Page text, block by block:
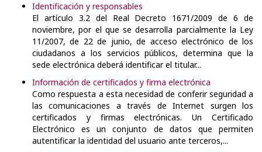
Identificación y responsables
El artículo 3.2 del Real Decreto 1671/2009 de 6 de
noviembre, por el que se desarrolla parcialmente la Ley
11/2007, de 22 de junio, de acceso electrónico de los
ciudadanos a los servicios públicos, determina que la
sede electrónica deberá identificar el titular...
Información de certificados y firma electrónica
Como respuesta a esta necesidad de conferir seguridad a
las comunicaciones a través de Internet surgen los
certificados y firmas electrónicas. Un Certificado
Electrónico es un conjunto de datos que permiten
autentificar la identidad del usuario ante terceros,...